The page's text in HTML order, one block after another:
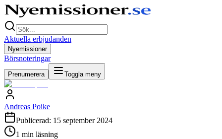
Aktuella erbjudanden
Nyemissioner
Börsnoteringar
Prenumerera Toggla meny
Andreas Poike
Publicerad: 15 september 2024
1 min läsning